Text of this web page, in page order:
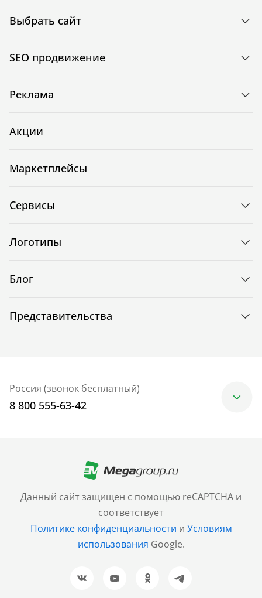
Данный сайт защищен с помощью reCAPTCHA и
соответствует
Политике конфиденциальности и Условиям
использования Google.
Выбрать сайт
SEO продвижение
Реклама
Акции
Маркетплейсы
Сервисы
Логотипы
Блог
Представительства
Россия (звонок бесплатный)
8 800 555-63-42
+7 (499) 705-30-10
Санкт-Петербург
+7 (812) 600-77-33
Барнаул
+7 (961) 999-93-93
Новосибирск